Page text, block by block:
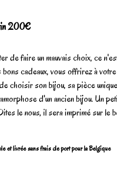
200€
de faire un mauvais choix, ce
cadeaux, vous offrirez à votre
choisir son bijou, sa pièce
d'un ancien bijou. Un
le nous, il sera imprimé sur le
et livrée sans frais de port pour la Belgique